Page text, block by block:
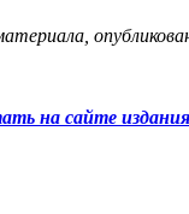
на сайте издания